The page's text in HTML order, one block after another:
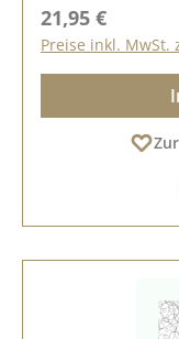
Regulärer Preis:
21,95 €
Preise inkl. MwSt.